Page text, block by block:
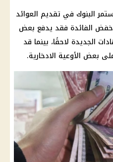
البنوك في تقديم العوائد
خفض الفائدة فقد يدفع بعض
الجديدة لاحقًا، بينما قد
على بعض الأوعية الادخارية.